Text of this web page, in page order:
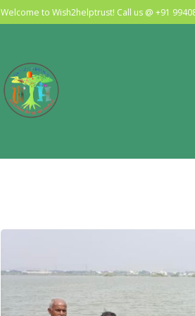
Welcome to Wish2helptrust! Call us @ +91